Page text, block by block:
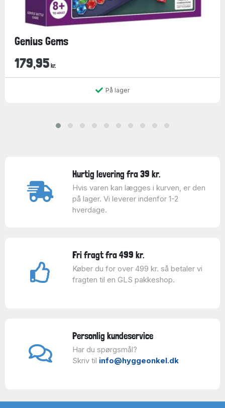
Genius Gems
179,95 kr.
På lager
Hurtig levering fra 39 kr.
Hvis varen kan lægges i kurven, er den
på lager. Vi leverer indenfor 1-2
hverdage.
Fri fragt fra 499 kr.
Køber du for over 499 kr. så betaler vi
fragten til en GLS pakkeshop.
Personlig kundeservice
Har du spørgsmål?
Skriv til info@hyggeonkel.dk